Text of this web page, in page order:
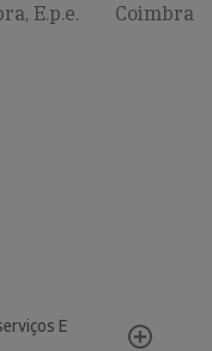
E.p.e. Coimbra
E